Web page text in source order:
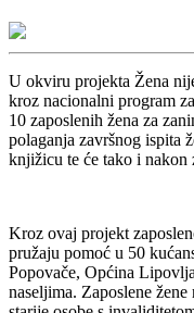
U okviru projekta Žena
kroz nacionalni program
10 zaposlenih žena za
polaganja završnog ispita
knjižicu te će tako i nakon
Kroz ovaj projekt
pružaju pomoć u 50
Popovače, Općina
naseljima. Zaposlene